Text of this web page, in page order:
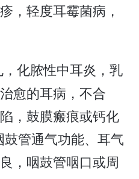
，轻度耳霉菌病，
化脓性中耳炎，乳
愈的耳病，不合
，鼓膜瘢痕或钙化
管通气功能、耳气
，咽鼓管咽口或周